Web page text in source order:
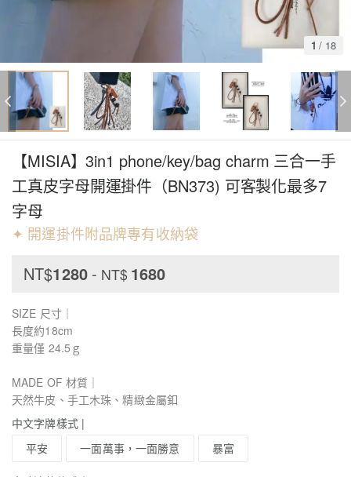
1 / 18
【MISIA】3in1 phone/key/bag charm 三合一手
工真皮字母開運掛件（BN373) 可客製化最多7
字母
✦ 開運掛件附品牌專有收納袋
NT$1280 - NT$ 1680
SIZE 尺寸｜
長度約18cm
重量僅 24.5ｇ
MADE OF 材質｜
天然牛皮、手工木珠、精緻金屬釦
中文字牌樣式 |
平安
一面萬事，一面勝意 暴富